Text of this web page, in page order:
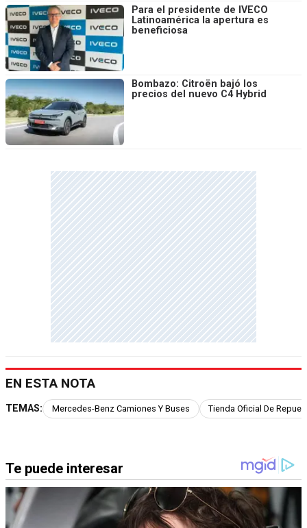
Para el presidente de IVECO
Latinoamérica la apertura es
beneficiosa
Bombazo: Citroën bajó los
precios del nuevo C4 Hybrid
EN ESTA NOTA
TEMAS: Mercedes-Benz Camiones Y Buses Tienda Oficial De